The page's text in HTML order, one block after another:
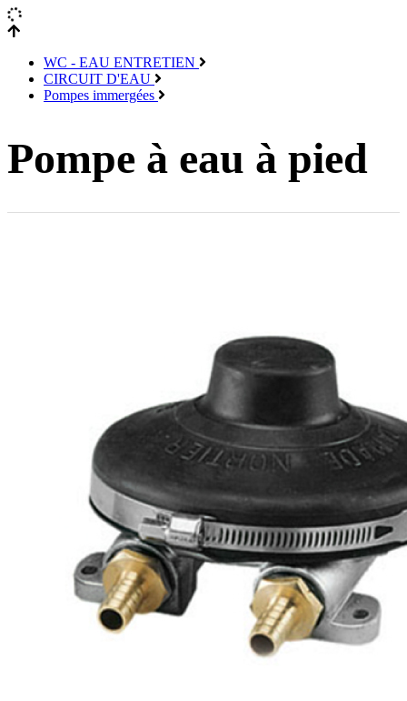
WC - EAU ENTRETIEN
CIRCUIT D'EAU
Pompes immergées
Pompe à eau à pied